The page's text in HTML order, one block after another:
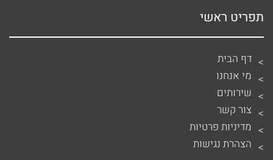
תפריט ראשי
דף הבית
מי אנחנו
שירותים
צור קשר
מדיניות פרטיות
הצהרת נגישות